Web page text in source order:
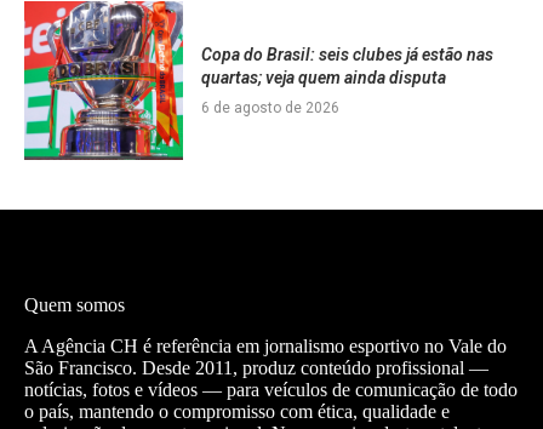
Copa do Brasil: seis clubes já estão nas
quartas; veja quem ainda disputa
6 de agosto de 2026
Quem somos
A Agência CH é referência em jornalismo esportivo no Vale do
São Francisco. Desde 2011, produz conteúdo profissional —
notícias, fotos e vídeos — para veículos de comunicação de todo
o país, mantendo o compromisso com ética, qualidade e